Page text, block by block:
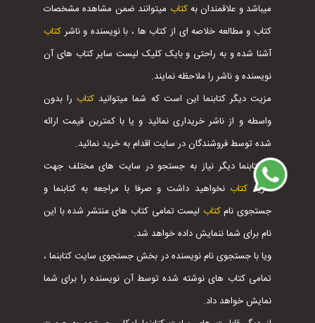
میباشد و علاقمندان بهکتاب میتوانند ضمن مشاهده مشخصات
کتاب و مطالعه خلاصه ای از کتاب ها ، با نویسنده و ناشرکتاب
آشنا شده و به راحتی و بایک کلیک لیست سایر کتاب های آن
نویسنده و ناشر را ملاحظه نمایند.
مزیت دیگر کتابنما این است که شما میتوانید کتاب را بدون
واسطه و از ناشر خریداری نمائید و یا با کمترین قیمت ارائه
شده توسط فروشندگان در سایت اقدام به خرید نمائید.
با کتابنما دیگر نیاز به جستجو در سایت های مختلف جهت
خرید کتابنخواهید داشت و صرفا با مراجعه به کتابنما و
جستجوی نامکتاب لیست تمامی کتاب های منتشر شده با این
نام برای شما ننمایش داده خواهد شد.
ویا با جستجوی نام نویسنده در بخش جستجوی سایت کتابنما ،
تمامی کتاب های نوشته شده توسط آن نویسنده را برای شما
نمایش خواهد داد.